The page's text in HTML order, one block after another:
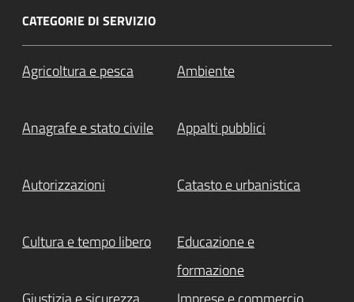
CATEGORIE DI SERVIZIO
Agricoltura e pesca Ambiente
Anagrafe e stato civile Appalti pubblici
Autorizzazioni Catasto e urbanistica
Cultura e tempo libero
Educazione e
formazione